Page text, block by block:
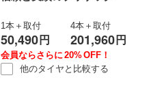
1本＋取付
50,490 円
4本＋取付
201,960 円
会員ならさらに20%OFF！
他のタイヤと 比較する